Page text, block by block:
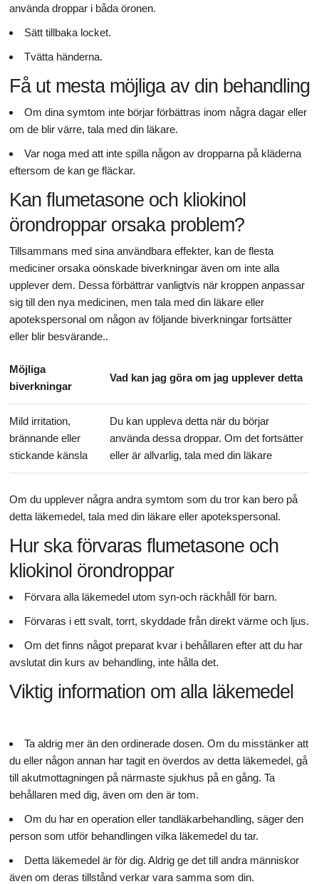
använda droppar i båda öronen.
Sätt tillbaka locket.
Tvätta händerna.
Få ut mesta möjliga av din behandling
Om dina symtom inte börjar förbättras inom några dagar eller
om de blir värre, tala med din läkare.
Var noga med att inte spilla någon av dropparna på kläderna
eftersom de kan ge fläckar.
Kan flumetasone och kliokinol
örondroppar orsaka problem?
Tillsammans med sina användbara effekter, kan de flesta
mediciner orsaka oönskade biverkningar även om inte alla
upplever dem. Dessa förbättrar vanligtvis när kroppen anpassar
sig till den nya medicinen, men tala med din läkare eller
apotekspersonal om någon av följande biverkningar fortsätter
eller blir besvärande..
Möjliga
biverkningar
Vad kan jag göra om jag upplever detta
Mild irritation,
brännande eller
stickande känsla
Du kan uppleva detta när du börjar
använda dessa droppar. Om det fortsätter
eller är allvarlig, tala med din läkare
Om du upplever några andra symtom som du tror kan bero på
detta läkemedel, tala med din läkare eller apotekspersonal.
Hur ska förvaras flumetasone och
kliokinol örondroppar
Förvara alla läkemedel utom syn-och räckhåll för barn.
Förvaras i ett svalt, torrt, skyddade från direkt värme och ljus.
Om det finns något preparat kvar i behållaren efter att du har
avslutat din kurs av behandling, inte hålla det.
Viktig information om alla läkemedel
Ta aldrig mer än den ordinerade dosen. Om du misstänker att
du eller någon annan har tagit en överdos av detta läkemedel, gå
till akutmottagningen på närmaste sjukhus på en gång. Ta
behållaren med dig, även om den är tom.
Om du har en operation eller tandläkarbehandling, säger den
person som utför behandlingen vilka läkemedel du tar.
Detta läkemedel är för dig. Aldrig ge det till andra människor
även om deras tillstånd verkar vara samma som din.